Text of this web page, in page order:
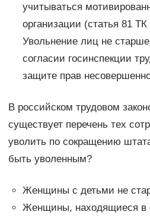
учитываться
организации (статья 81
Увольнение лиц не старше
согласии госинспекции
защите прав
В российском трудовом
существует перечень тех
уволить по сокращению
быть уволенным?
Женщины с детьми не
Женщины, находящиеся в